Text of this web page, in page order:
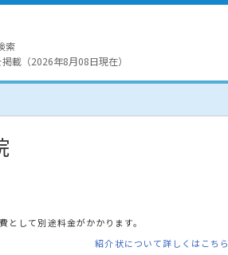
索
載（2026年8月08日現在）
して別途料金がかかります。
紹介状について詳しくはこちら